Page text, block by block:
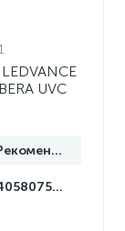
UVC
Рекомендуем
4058075499201